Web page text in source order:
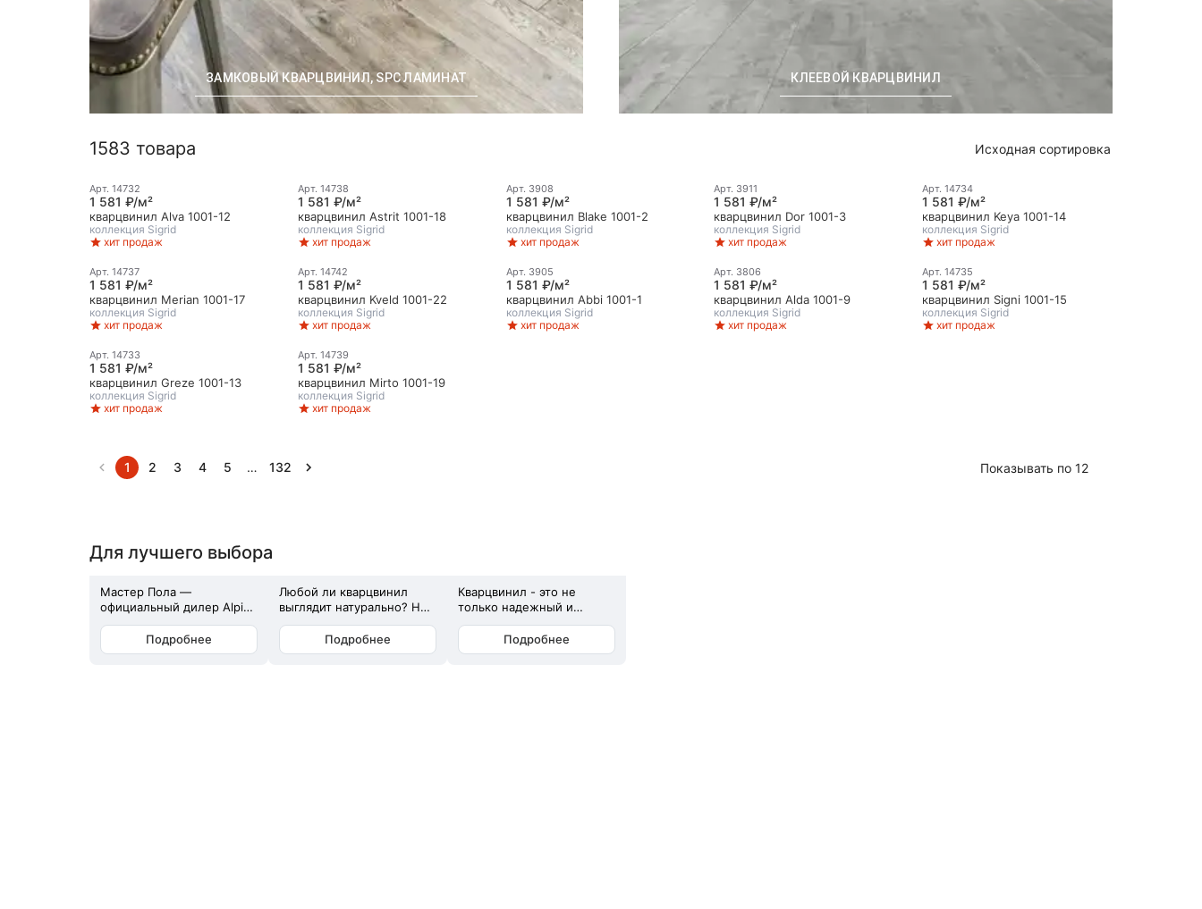
ЗАМКОВЫЙ КВАРЦВИНИЛ, SPC ЛАМИНАТ КЛЕЕВОЙ КВАРЦВИНИЛ
1583 товара Исходная сортировка
Арт. 14732
1 581 ₽/м²
кварцвинил Alva 1001-12
коллекция Sigrid
хит продаж
Арт. 14738
1 581 ₽/м²
кварцвинил Astrit 1001-18
коллекция Sigrid
хит продаж
Лучшая цена
Арт. 3908
1 581 ₽/м²
кварцвинил Blake 1001-2
коллекция Sigrid
хит продаж
Арт. 3911
1 581 ₽/м²
кварцвинил Dor 1001-3
коллекция Sigrid
хит продаж
Арт.14734
1 581 ₽/м²
кварцвинил Keya 1001-14
коллекция Sigrid
хит продаж
Арт. 14737
1 581 ₽/м²
кварцвинил Merian 1001-17
коллекция Sigrid
хит продаж
Арт. 14742
1 581 ₽/м²
кварцвинил Kveld 1001-22
коллекция Sigrid
хит продаж
Арт. 3905
1 581 ₽/м²
кварцвинил Abbi 1001-1
коллекция Sigrid
хит продаж
Арт. 3806
1 581 ₽/м²
кварцвинил Alda 1001-9
коллекция Sigrid
хит продаж
Арт.14735
1 581 ₽/м²
кварцвинил Signi 1001-15
коллекция Sigrid
хит продаж
Арт. 14733
1 581 ₽/м²
кварцвинил Greze 1001-13
коллекция Sigrid
хит продаж
Арт. 14739
1 581 ₽/м²
кварцвинил Mirto 1001-19
коллекция Sigrid
хит продаж
1 2 3 4 5 … 132 Показывать по 12
Для лучшего выбора
Мастер Пола —
официальный дилер Alpine
производителя —
гарантия, цены и
Подробнее
Любой ли кварцвинил
выглядит натурально? Нет.
низкоконтрастная
вытянутая текстура
Подробнее
Кварцвинил - это не
только надежный и
возможности для
создания уникального
Подробнее